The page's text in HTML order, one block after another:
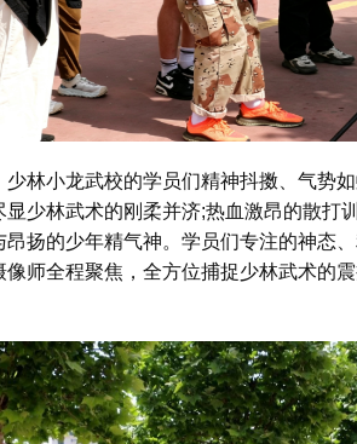
小龙武校的学员们精神抖擞、气势如
显少林武术的刚柔并济;热血激昂的散打
昂扬的少年精气神。学员们专注的神态
像师全程聚焦，全方位捕捉少林武术的